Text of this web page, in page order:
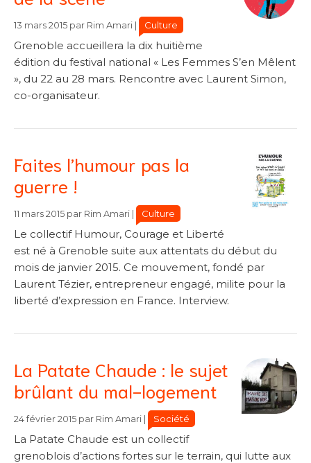
13 mars 2015 par Rim Amari Catégories
Catégories
Culture
Grenoble accueillera la dix huitième
édition du festival national « Les Femmes S’en Mêlent
», du 22 au 28 mars. Rencontre avec Laurent Simon,
co-organisateur.
Faites l’humour pas la
guerre !
11 mars 2015 par Rim Amari Catégories
Catégories
Culture
Le collectif Humour, Courage et Liberté
est né à Grenoble suite aux attentats du début du
mois de janvier 2015. Ce mouvement, fondé par
Laurent Tézier, entrepreneur engagé, milite pour la
liberté d’expression en France. Interview.
La Patate Chaude : le sujet
brûlant du mal-logement
24 février 2015 par Rim Amari Catégories
Catégories
Société
La Patate Chaude est un collectif
grenoblois d’actions fortes sur le terrain, qui lutte aux